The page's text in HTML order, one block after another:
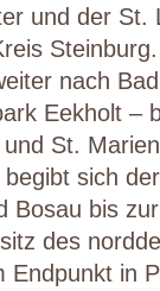
und der St.
nach
Eekholt –
St.
sich
Bosau bis
des
Endpunkt in